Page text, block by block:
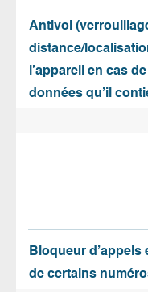
Antivol
distance/
l’appareil en cas
données qu’il
Bloqueur
de certains